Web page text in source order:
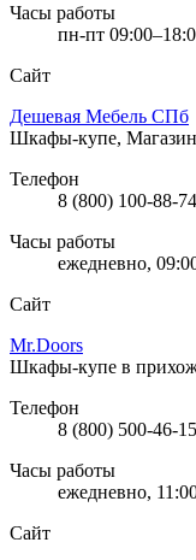
Часы работы
пн-пт
Сайт
Дешевая Мебель СПб
Шкафы-купе,
Телефон
8 (800) 100-88-
Часы работы
ежедневно,
Сайт
Mr.Doors
Шкафы-купе в
Телефон
8 (800) 500-46-
Часы работы
ежедневно,
Сайт